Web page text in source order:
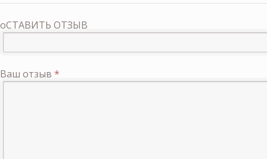
оСТАВИТЬ ОТЗЫВ
Ваш отзыв *